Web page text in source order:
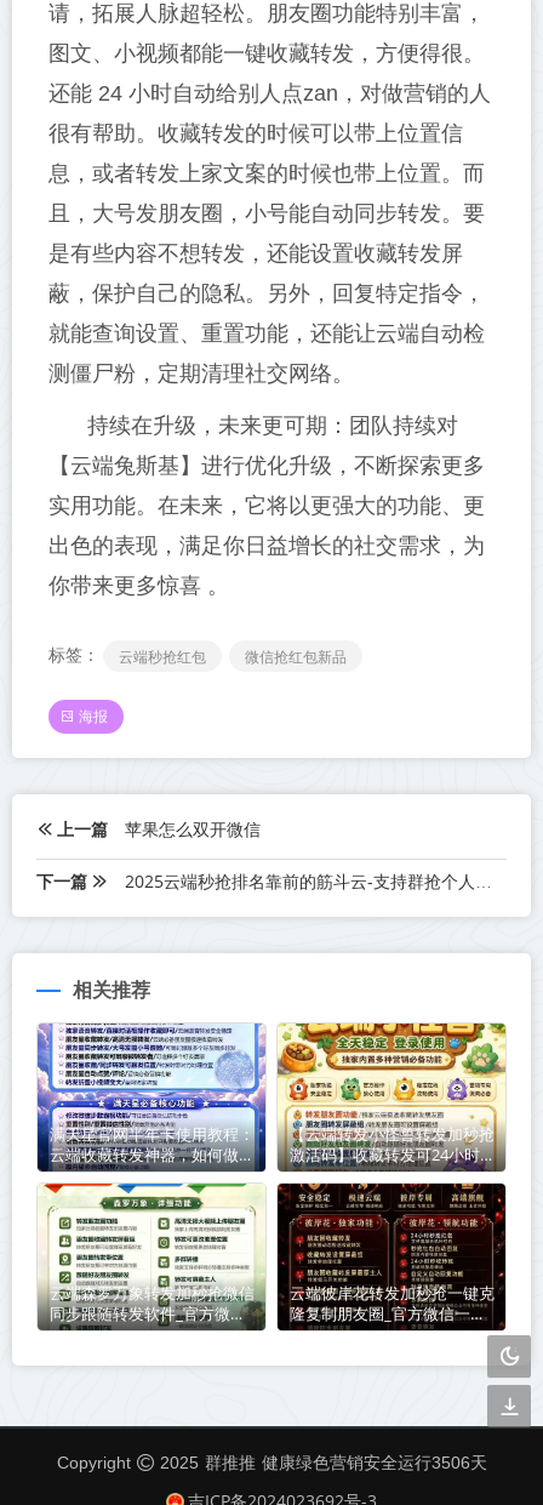
请，拓展人脉超轻松。朋友圈功能特别丰富，
图文、小视频都能一键收藏转发，方便得很。
还能 24 小时自动给别人点zan，对做营销的人
很有帮助。收藏转发的时候可以带上位置信
息，或者转发上家文案的时候也带上位置。而
且，大号发朋友圈，小号能自动同步转发。要
是有些内容不想转发，还能设置收藏转发屏
蔽，保护自己的隐私。另外，回复特定指令，
就能查询设置、重置功能，还能让云端自动检
测僵尸粉，定期清理社交网络。
持续在升级，未来更可期：团队持续对
【云端兔斯基】进行优化升级，不断探索更多
实用功能。在未来，它将以更强大的功能、更
出色的表现，满足你日益增长的社交需求，为
你带来更多惊喜 。
标签： 云端秒抢红包 微信抢红包新品
海报
上一篇 苹果怎么双开微信
下一篇 2025云端秒抢排名靠前的筋斗云-支持群抢个人红包秒抢
相关推荐
满天星官网半年卡使用教程：
云端收藏转发神器，如何做到
不封号
【云端转发小怪兽转发加秒抢
激活码】收藏转发可24小时
自动收款《云端转发小怪兽转
发加秒抢转发语音》
云端森罗万象转发加秒抢微信
同步跟随转发软件_官方微信
一键转发
云端彼岸花转发加秒抢一键克
隆复制朋友圈_官方微信一键
转发
Copyright 2025 群推推 健康绿色营销安全运行3506天